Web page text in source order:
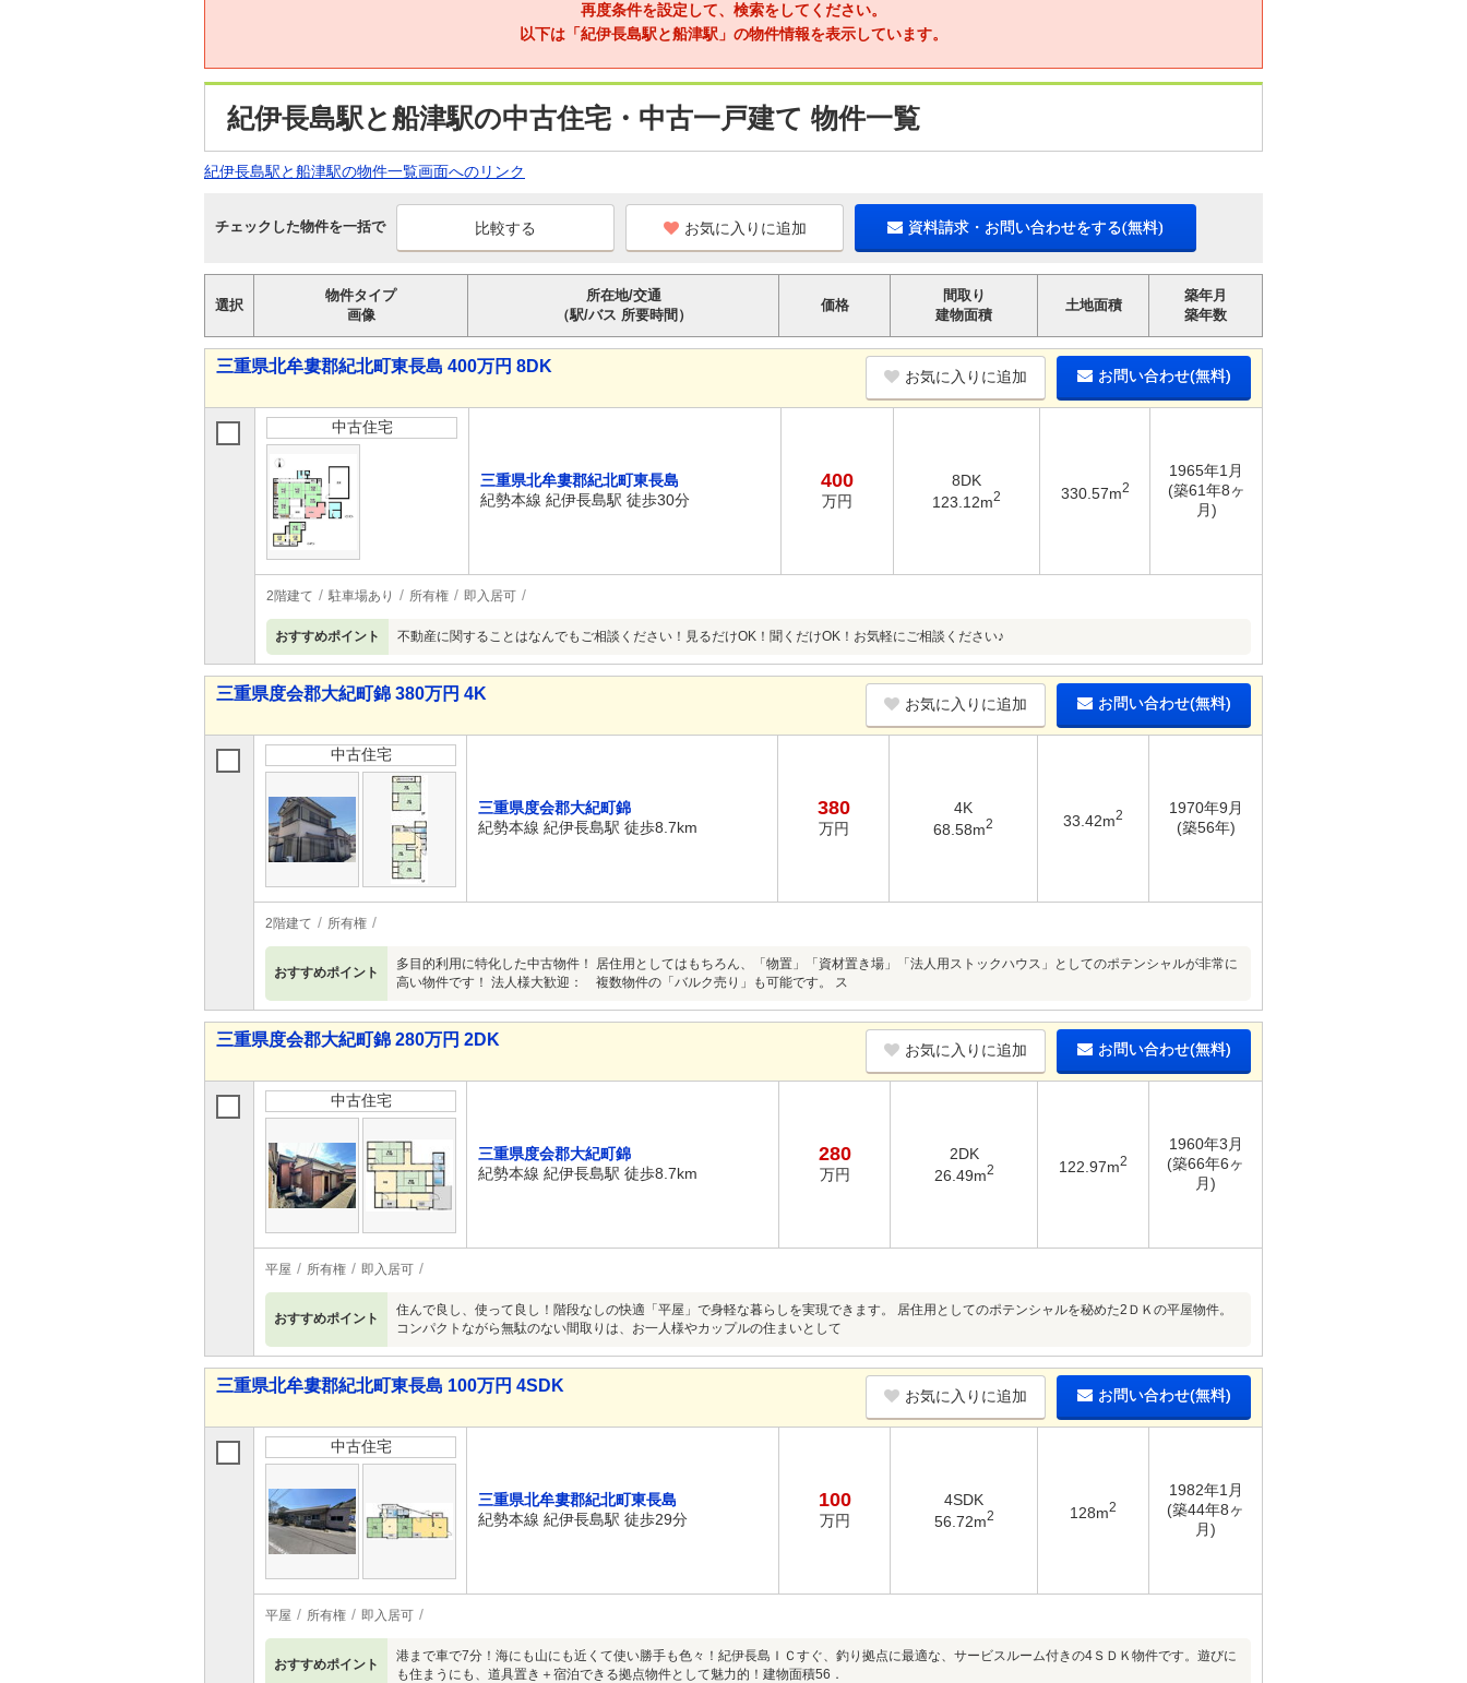
再度条件を設定して、検索をしてください。
以下は「紀伊長島駅と船津駅」の物件情報を表示しています。
紀伊長島駅と船津駅の中古住宅・中古一戸建て 物件一覧
紀伊長島駅と船津駅の物件一覧画面へのリンク
チェックした物件を一括で お気に入りに追加 資料請求・お問い合わせをする(無料)
選択
物件タイプ
画像
所在地/交通
（駅/バス 所要時間）
価格
間取り
建物面積
土地面積
築年月
築年数
三重県北牟婁郡紀北町東長島 400万円 8DK
お気に入りに追加 お問い合わせ(無料)
中古住宅
三重県北牟婁郡紀北町東長島
紀勢本線 紀伊長島駅 徒歩30分
400
万円
8DK
123.12m2 330.57m2
1965年1月
(築61年8ヶ
月)
2階建て 駐車場あり 所有権 即入居可
おすすめポイント 不動産に関することはなんでもご相談ください！見るだけOK！聞くだけOK！お気軽にご相談ください♪
三重県度会郡大紀町錦 380万円 4K
お気に入りに追加 お問い合わせ(無料)
中古住宅
三重県度会郡大紀町錦
紀勢本線 紀伊長島駅 徒歩8.7km
380
万円
4K
68.58m2 33.42m2
1970年9月
(築56年)
2階建て 所有権
おすすめポイント
多目的利用に特化した中古物件！ 居住用としてはもちろん、「物置」「資材置き場」「法人用ストックハウス」としてのポテンシャルが非常に
高い物件です！ 法人様大歓迎： 複数物件の「バルク売り」も可能です。 ス
三重県度会郡大紀町錦 280万円 2DK
お気に入りに追加 お問い合わせ(無料)
中古住宅
三重県度会郡大紀町錦
紀勢本線 紀伊長島駅 徒歩8.7km
280
万円
2DK
26.49m2 122.97m2
1960年3月
(築66年6ヶ
月)
平屋 所有権 即入居可
おすすめポイント
住んで良し、使って良し！階段なしの快適「平屋」で身軽な暮らしを実現できます。 居住用としてのポテンシャルを秘めた2ＤＫの平屋物件。
コンパクトながら無駄のない間取りは、お一人様やカップルの住まいとして
三重県北牟婁郡紀北町東長島 100万円 4SDK
お気に入りに追加 お問い合わせ(無料)
中古住宅
三重県北牟婁郡紀北町東長島
紀勢本線 紀伊長島駅 徒歩29分
100
万円
4SDK
56.72m2 128m2
1982年1月
(築44年8ヶ
月)
平屋 所有権 即入居可
おすすめポイント
港まで車で7分！海にも山にも近くて使い勝手も色々！紀伊長島ＩＣすぐ、釣り拠点に最適な、サービスルーム付きの4ＳＤＫ物件です。遊びに
も住まうにも、道具置き＋宿泊できる拠点物件として魅力的！建物面積56．